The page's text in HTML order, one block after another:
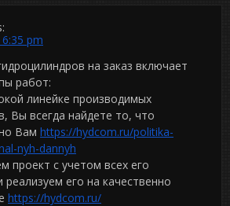
pm
на заказ включает
работ:
линейке производимых
Вы всегда найдете то, что
Вам https://hydcom.ru/politika-
nyh-dannyh
проект с учетом всех его
реализуем его на качественно
https://hydcom.ru/